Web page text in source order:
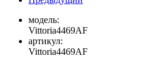
модель:
Vittoria4469AF
артикул:
Vittoria4469AF